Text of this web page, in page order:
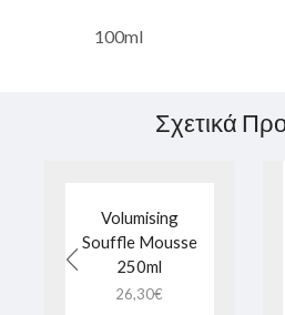
100ml
Σχετικά
Volumising
Souffle Mousse
250ml
26,30€